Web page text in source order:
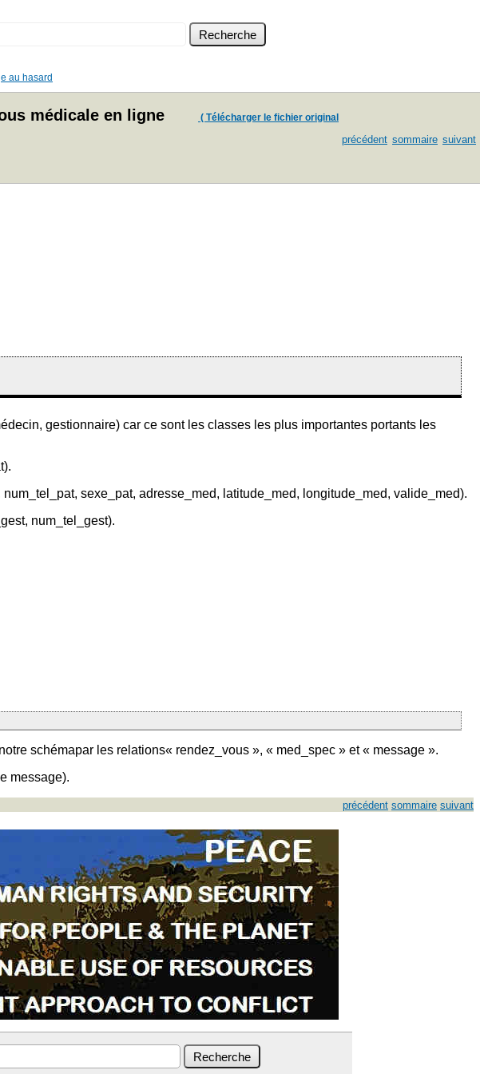
au hasard
médicale en ligne
( Télécharger le fichier original
précédent sommaire suivant
gestionnaire) car ce sont les classes les plus importantes portants les
sexe_pat, adresse_med, latitude_med, longitude_med, valide_med).
num_tel_gest).
schémapar les relations« rendez_vous », « med_spec » et « message ».
message).
précédent sommaire suivant